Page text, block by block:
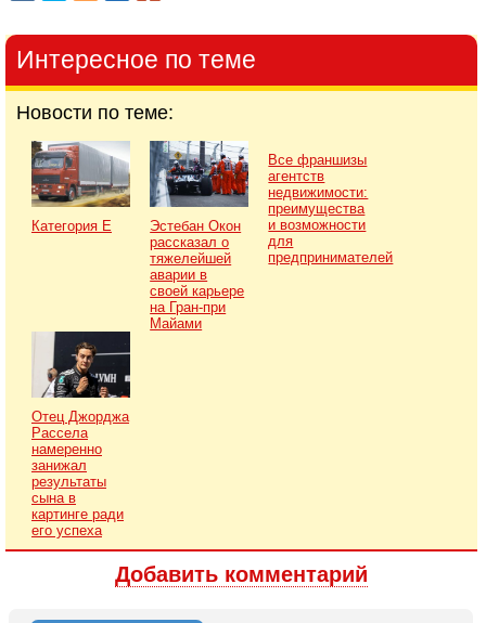
Интересное по теме
Новости по теме:
Категория Е
Эстебан Окон
рассказал о
тяжелейшей
аварии в
своей карьере
на Гран-при
Майами
Все франшизы
агентств
недвижимости:
преимущества
и возможности
для
предпринимателей
Отец Джорджа
Рассела
намеренно
занижал
результаты
сына в
картинге ради
его успеха
Добавить комментарий